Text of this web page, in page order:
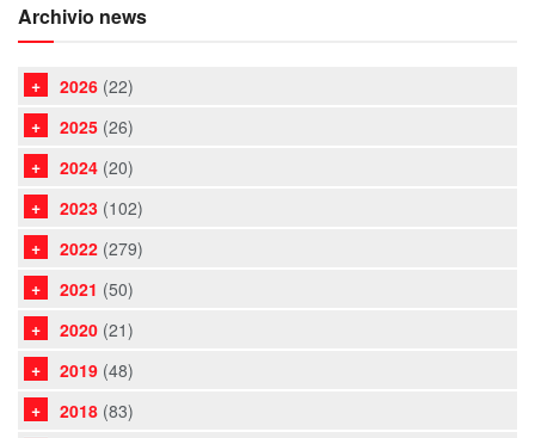
Archivio news
2026 (22)
2025 (26)
2024 (20)
2023 (102)
2022 (279)
2021 (50)
2020 (21)
2019 (48)
2018 (83)